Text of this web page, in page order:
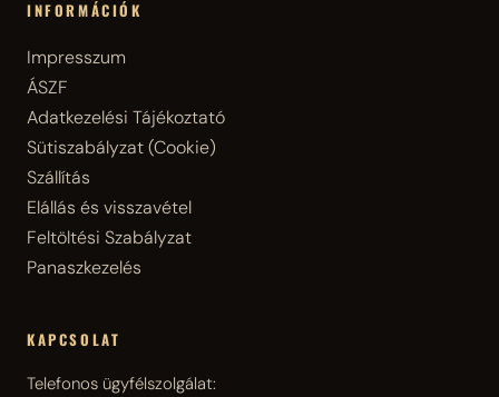
INFORMÁCIÓK
Impresszum
ÁSZF
Adatkezelési Tájékoztató
Sütiszabályzat (Cookie)
Szállítás
Elállás és visszavétel
Feltöltési Szabályzat
Panaszkezelés
KAPCSOLAT
Telefonos ügyfélszolgálat: